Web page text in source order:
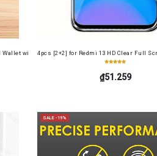
with Driver's License Card Holder, Top-Grain
4pcs [2+2] for Redmi 13 HD Clear Full
₫51.259
SALE -19%